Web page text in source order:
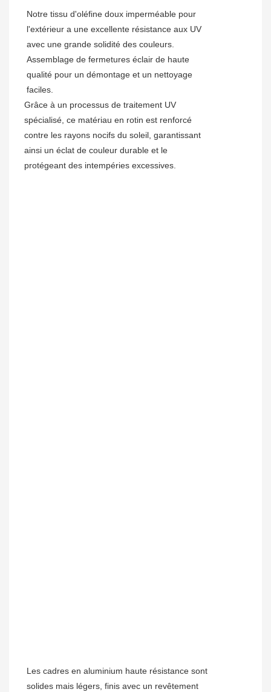
Notre tissu d'oléfine doux imperméable pour
l'extérieur a une excellente résistance aux UV
avec une grande solidité des couleurs.
Assemblage de fermetures éclair de haute
qualité pour un démontage et un nettoyage
faciles.
Grâce à un processus de traitement UV
spécialisé, ce matériau en rotin est renforcé
contre les rayons nocifs du soleil, garantissant
ainsi un éclat de couleur durable et le
protégeant des intempéries excessives.
Les cadres en aluminium haute résistance sont
solides mais légers, finis avec un revêtement